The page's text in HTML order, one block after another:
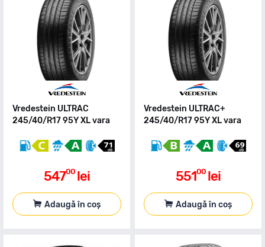
Vredestein ULTRAC
245/40/R17 95Y XL vara
54700 lei
Adaugă în coș
Vredestein ULTRAC+
245/40/R17 95Y XL vara
55100 lei
Adaugă în coș